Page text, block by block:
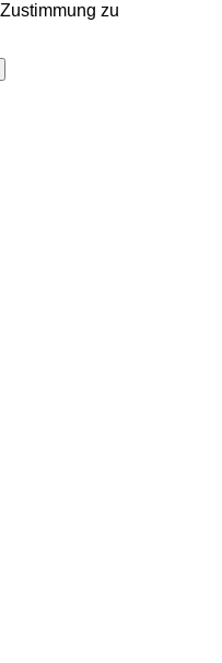
zu